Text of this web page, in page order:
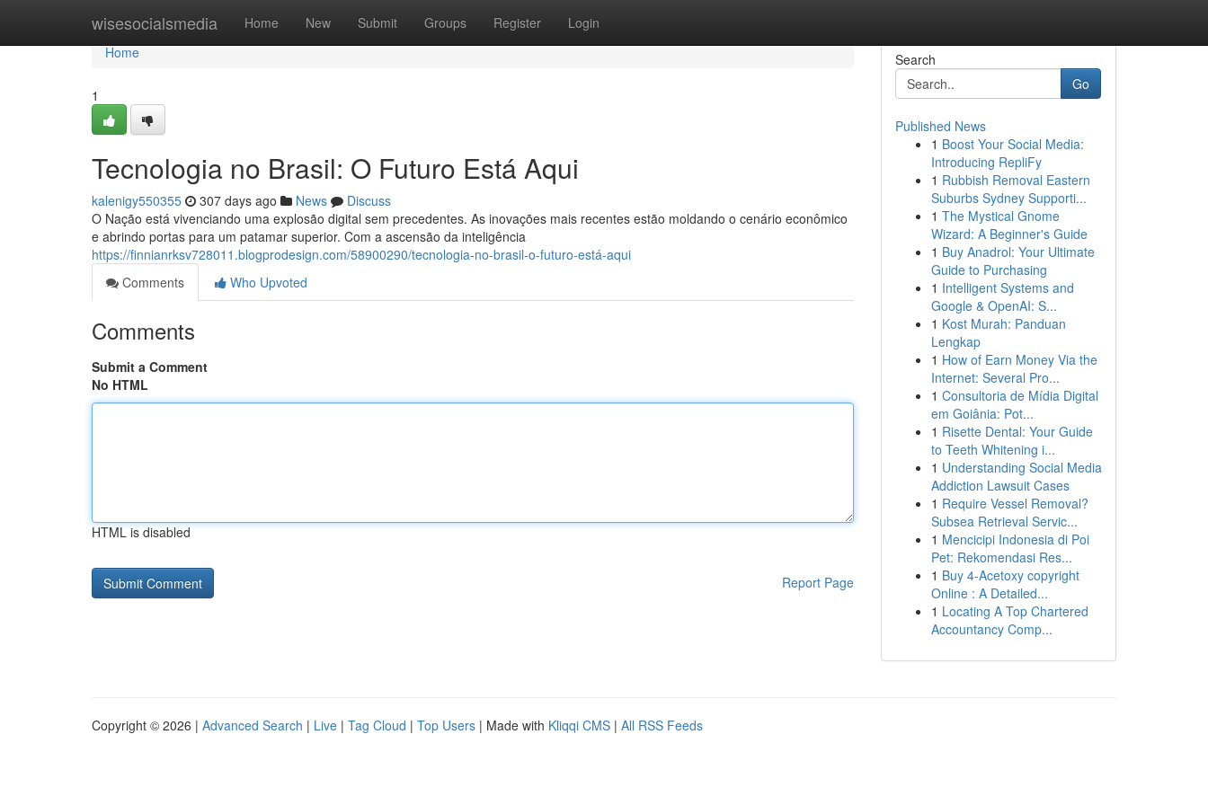
wisesocialsmedia Home New Submit Groups Register Login
Home
Home
1
Tecnologia no Brasil: O Futuro Está Aqui
kalenigy550355 307 days ago News
Discuss
O Nação está vivenciando uma explosão digital sem precedentes. As inovações mais recentes estão moldando o cenário econômico
e abrindo portas para um patamar superior. Com a ascensão da inteligência
https://finnianrksv728011.blogprodesign.com/58900290/tecnologia-no-brasil-o-futuro-está-aqui
Comments
Who Upvoted
Comments
Submit a Comment
No HTML
HTML is disabled
Report Page
Search
Go
Published News
1 Boost Your Social Media:
Introducing RepliFy
1 Rubbish Removal Eastern
Suburbs Sydney Supporti...
1 The Mystical Gnome
Wizard: A Beginner's Guide
1 Buy Anadrol: Your Ultimate
Guide to Purchasing
1 Intelligent Systems and
Google & OpenAI: S...
1 Kost Murah: Panduan
Lengkap
1 How of Earn Money Via the
Internet: Several Pro...
1 Consultoria de Mídia Digital
em Goiânia: Pot...
1 Risette Dental: Your Guide
to Teeth Whitening i...
1 Understanding Social Media
Addiction Lawsuit Cases
1 Require Vessel Removal?
Subsea Retrieval Servic...
1 Mencicipi Indonesia di Poi
Pet: Rekomendasi Res...
1 Buy 4-Acetoxy copyright
Online : A Detailed...
1 Locating A Top Chartered
Accountancy Comp...
Copyright © 2026 | Advanced Search | Live | Tag Cloud | Top Users | Made with Kliqqi CMS | All RSS Feeds